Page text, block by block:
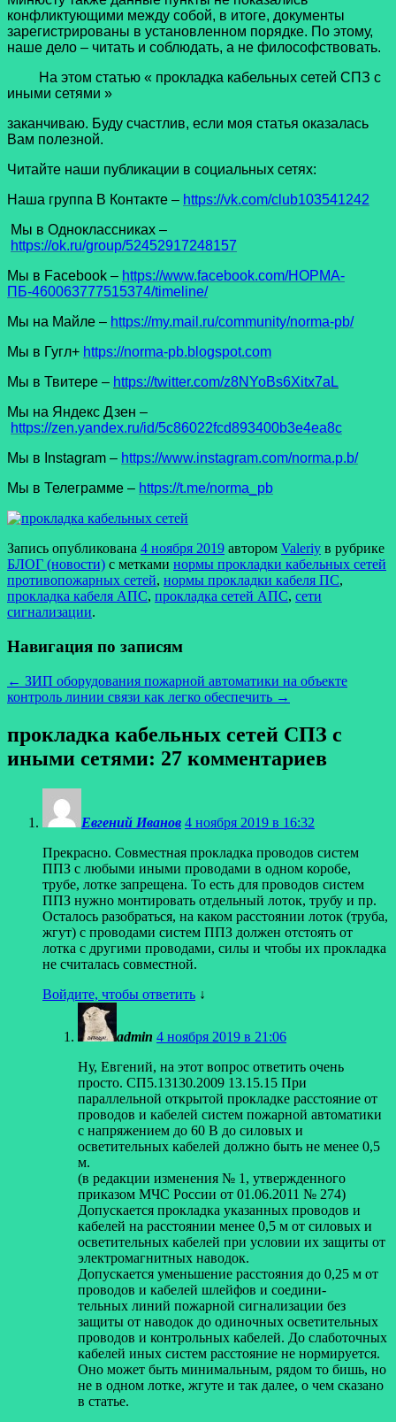
конфликтующими между собой, в итоге, документы
зарегистрированы в установленном порядке. По этому,
наше дело – читать и соблюдать, а не философствовать.
На этом статью « прокладка кабельных сетей СПЗ с
иными сетями »
заканчиваю. Буду счастлив, если моя статья оказалась
Вам полезной.
Читайте наши публикации в социальных сетях:
Наша группа В Контакте – https://vk.com/club103541242
Мы в Одноклассниках –
https://ok.ru/group/52452917248157
Мы в Facеbook – https://www.facebook.com/НОРМА-
ПБ-460063777515374/timeline/
Мы на Майле – https://my.mail.ru/community/norma-pb/
Мы в Гугл+ https://norma-pb.blogspot.com
Мы в Твитере – https://twitter.com/z8NYoBs6Xitx7aL
Мы на Яндекс Дзен –
https://zen.yandex.ru/id/5c86022fcd893400b3e4ea8c
Мы в Instagram – https://www.instagram.com/norma.p.b/
Мы в Телеграмме – https://t.me/norma_pb
Запись опубликована 4 ноября 2019 автором Valeriy в рубрике
БЛОГ (новости) с метками нормы прокладки кабельных сетей
противопожарных сетей, нормы прокладки кабеля ПС,
прокладка кабеля АПС, прокладка сетей АПС, сети
сигнализации.
Навигация по записям
← ЗИП оборудования пожарной автоматики на объекте
контроль линии связи как легко обеспечить →
прокладка кабельных сетей СПЗ с
иными сетями: 27 комментариев
Евгений Иванов 4 ноября 2019 в 16:32
Прекрасно. Совместная прокладка проводов систем
ППЗ с любыми иными проводами в одном коробе,
трубе, лотке запрещена. То есть для проводов систем
ППЗ нужно монтировать отдельный лоток, трубу и пр.
Осталось разобраться, на каком расстоянии лоток (труба,
жгут) с проводами систем ППЗ должен отстоять от
лотка с другими проводами, силы и чтобы их прокладка
не считалась совместной.
Войдите, чтобы ответить ↓
admin 4 ноября 2019 в 21:06
Ну, Евгений, на этот вопрос ответить очень
просто. СП5.13130.2009 13.15.15 При
параллельной открытой прокладке расстояние от
проводов и кабелей систем пожарной автоматики
с напряжением до 60 В до силовых и
осветительных кабелей должно быть не менее 0,5
м.
(в редакции изменения № 1, утвержденного
приказом МЧС России от 01.06.2011 № 274)
Допускается прокладка указанных проводов и
кабелей на расстоянии менее 0,5 м от силовых и
осветительных кабелей при условии их защиты от
электромагнитных наводок.
Допускается уменьшение расстояния до 0,25 м от
проводов и кабелей шлейфов и соедини-
тельных линий пожарной сигнализации без
защиты от наводок до одиночных осветительных
проводов и контрольных кабелей. До слаботочных
кабелей иных систем расстояние не нормируется.
Оно может быть минимальным, рядом то бишь, но
не в одном лотке, жгуте и так далее, о чем сказано
в статье.